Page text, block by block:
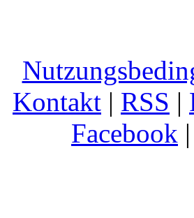
Kontakt | RSS |
Facebook